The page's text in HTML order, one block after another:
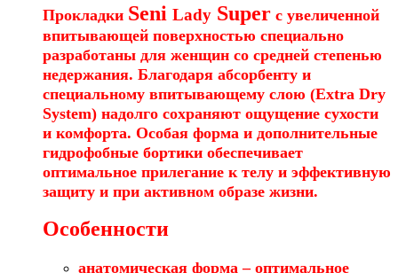
Прокладки Seni Lady Super с увеличенной
впитывающей поверхностью специально
разработаны для женщин со средней степенью
недержания. Благодаря абсорбенту и
специальному впитывающему слою (Extra Dry
System) надолго сохраняют ощущение сухости
и комфорта. Особая форма и дополнительные
гидрофобные бортики обеспечивает
оптимальное прилегание к телу и эффективную
защиту и при активном образе жизни.
Особенности
анатомическая форма – оптимальное